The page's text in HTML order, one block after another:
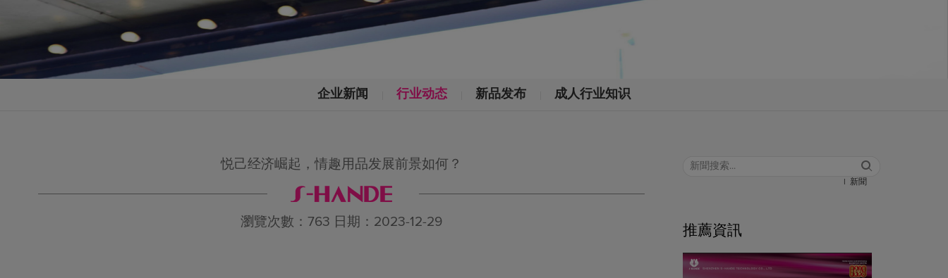
企业新闻 行业动态 新品发布 成人行业知识
悦己经济崛起，情趣用品发展前景如何？
瀏覽次數：763 日期：2023-12-29
新聞
推薦資訊